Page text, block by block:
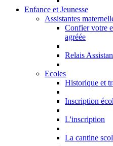
Enfance et Jeunesse
Assistantes
Confier votre
agréée
Relais
Ecoles
Historique et
Inscription
L'inscription
La cantine